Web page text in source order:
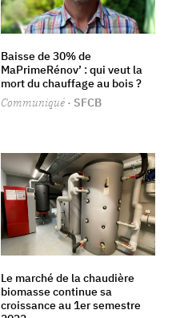
Baisse de 30% de
MaPrimeRénov’ : qui veut la
mort du chauffage au bois ?
Communiqué · SFCB
Le marché de la chaudière
biomasse continue sa
croissance au 1er semestre